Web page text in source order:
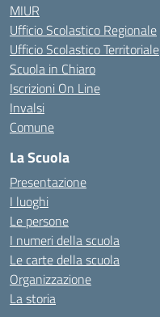
MIUR
Ufficio Scolastico Regionale
Ufficio Scolastico Territoriale
Scuola in Chiaro
Iscrizioni On Line
Invalsi
Comune
La Scuola
Presentazione
I luoghi
Le persone
I numeri della scuola
Le carte della scuola
Organizzazione
La storia